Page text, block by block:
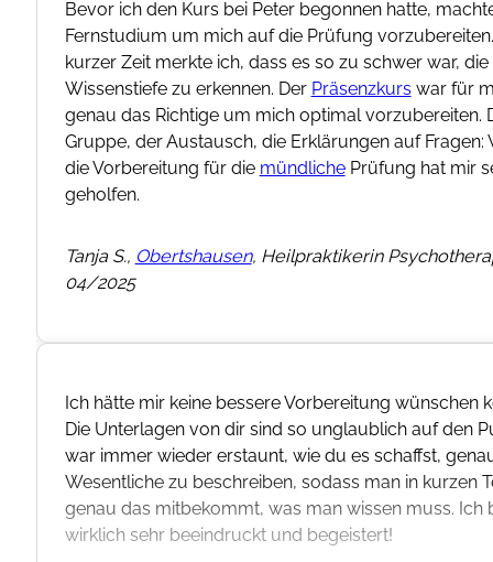
Bevor ich den Kurs bei Peter begonnen hatte,
Fernstudium um mich auf die Prüfung
kurzer Zeit merkte ich, dass es so zu schwer war,
Wissenstiefe zu erkennen. Der Präsenzkurs war für
genau das Richtige um mich optimal vorzubereiten.
Gruppe, der Austausch, die Erklärungen auf Fragen:
die Vorbereitung für die mündlichePrüfung hat mir
geholfen.
Tanja S., Obertshausen, Heilpraktikerin
04/2025
Ich hätte mir keine bessere Vorbereitung wünschen
Die Unterlagen von dir sind so unglaublich auf den
war immer wieder erstaunt, wie du es schaffst,
Wesentliche zu beschreiben, sodass man in kurzen
genau das mitbekommt, was man wissen muss. Ich
wirklich sehr beeindruckt und begeistert!